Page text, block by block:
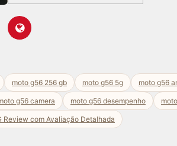
moto g56 256 gb moto g56 5g moto g56
g56 camera moto g56 desempenho
Review com Avaliação Detalhada